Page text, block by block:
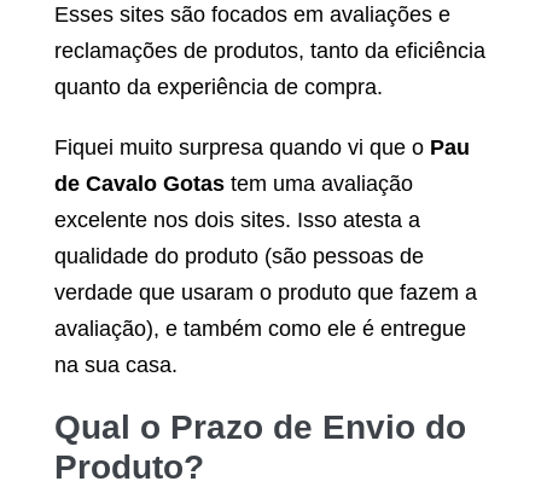
Esses sites são focados em avaliações e
reclamações de produtos, tanto da eficiência
quanto da experiência de compra.
Fiquei muito surpresa quando vi que o Pau
de Cavalo Gotas tem uma avaliação
excelente nos dois sites. Isso atesta a
qualidade do produto (são pessoas de
verdade que usaram o produto que fazem a
avaliação), e também como ele é entregue
na sua casa.
Qual o Prazo de Envio do
Produto?